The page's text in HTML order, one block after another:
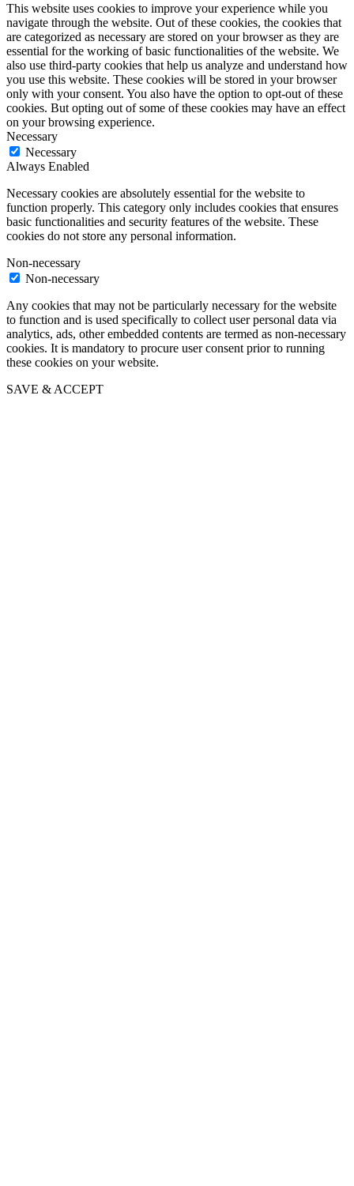
This website uses cookies to improve your experience while you
navigate through the website. Out of these cookies, the cookies that
are categorized as necessary are stored on your browser as they are
essential for the working of basic functionalities of the website. We
also use third-party cookies that help us analyze and understand how
you use this website. These cookies will be stored in your browser
only with your consent. You also have the option to opt-out of these
cookies. But opting out of some of these cookies may have an effect
on your browsing experience.
Necessary
Necessary
Always Enabled
Necessary cookies are absolutely essential for the website to
function properly. This category only includes cookies that ensures
basic functionalities and security features of the website. These
cookies do not store any personal information.
Non-necessary
Non-necessary
Any cookies that may not be particularly necessary for the website
to function and is used specifically to collect user personal data via
analytics, ads, other embedded contents are termed as non-necessary
cookies. It is mandatory to procure user consent prior to running
these cookies on your website.
SAVE & ACCEPT